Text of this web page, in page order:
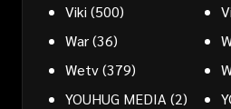
Viki (500)
War(36)
Wetv(379)
YOUHUG MEDIA (2)